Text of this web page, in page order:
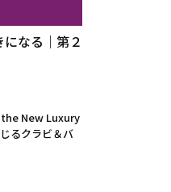
なる｜第２
New Luxury
るクラビ＆バ